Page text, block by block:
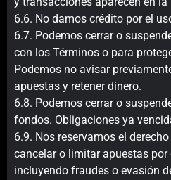
6.6. No damos crédito por el
6.7. Podemos cerrar o
con los Términos o para
Podemos no avisar
apuestas y retener dinero.
6.8. Podemos cerrar o
fondos. Obligaciones ya
6.9. Nos reservamos el
cancelar o limitar apuestas
incluyendo fraudes o evasión